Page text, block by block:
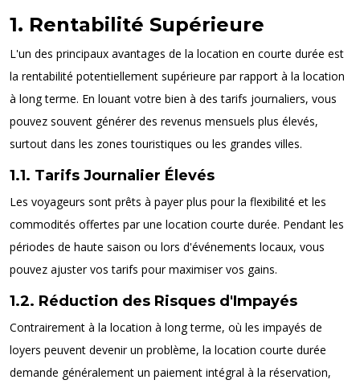
1. Rentabilité Supérieure
L'un des principaux avantages de la location en courte durée est
la rentabilité potentiellement supérieure par rapport à la location
à long terme. En louant votre bien à des tarifs journaliers, vous
pouvez souvent générer des revenus mensuels plus élevés,
surtout dans les zones touristiques ou les grandes villes.
1.1. Tarifs Journalier Élevés
Les voyageurs sont prêts à payer plus pour la flexibilité et les
commodités offertes par une location courte durée. Pendant les
périodes de haute saison ou lors d'événements locaux, vous
pouvez ajuster vos tarifs pour maximiser vos gains.
1.2. Réduction des Risques d'Impayés
Contrairement à la location à long terme, où les impayés de
loyers peuvent devenir un problème, la location courte durée
demande généralement un paiement intégral à la réservation,